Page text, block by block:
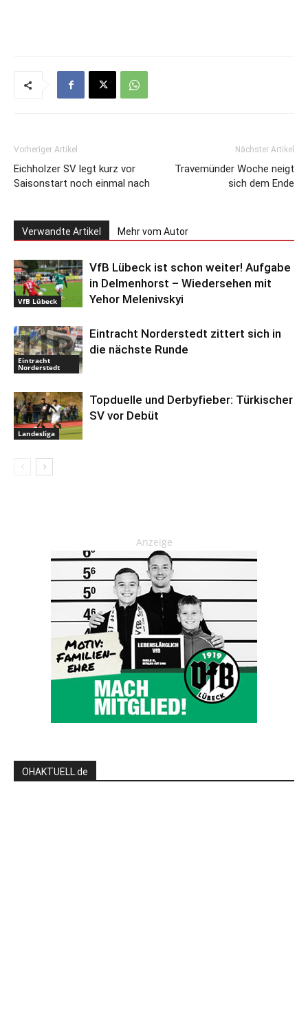
Vorheriger Artikel
Eichholzer SV legt kurz vor
Saisonstart noch einmal nach
Nächster Artikel
Travemünder Woche neigt
sich dem Ende
Verwandte Artikel Mehr vom Autor
VfB Lübeck
VfB Lübeck ist schon weiter! Aufgabe
in Delmenhorst – Wiedersehen mit
Yehor Melenivskyi
Eintracht
Norderstedt
Eintracht Norderstedt zittert sich in
die nächste Runde
Landesliga
Topduelle und Derbyfieber: Türkischer
SV vor Debüt
Anzeige
OHAKTUELL.de